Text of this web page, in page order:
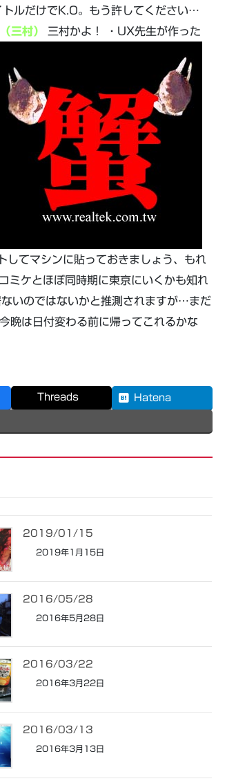
トルだけでK.O。もう許してください…
三村） 三村かよ！ ・UX先生が作った
てマシンに貼っておきましょう、もれ
ケとほぼ同時期に東京にいくかも知れ
いのではないかと推測されますが…まだ
晩は日付変わる前に帰ってこれるかな
Threads Hatena
2019/01/15
2019年1月15日
2016/05/28
2016年5月28日
2016/03/22
2016年3月22日
2016/03/13
2016年3月13日